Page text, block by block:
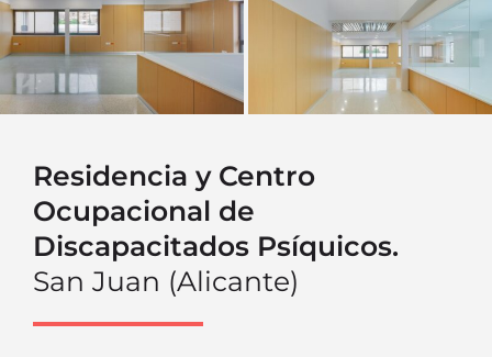
Residencia y Centro
Ocupacional de
Discapacitados Psíquicos.
San Juan (Alicante)